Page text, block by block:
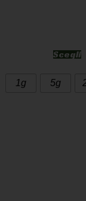
Scegli
1g 5g